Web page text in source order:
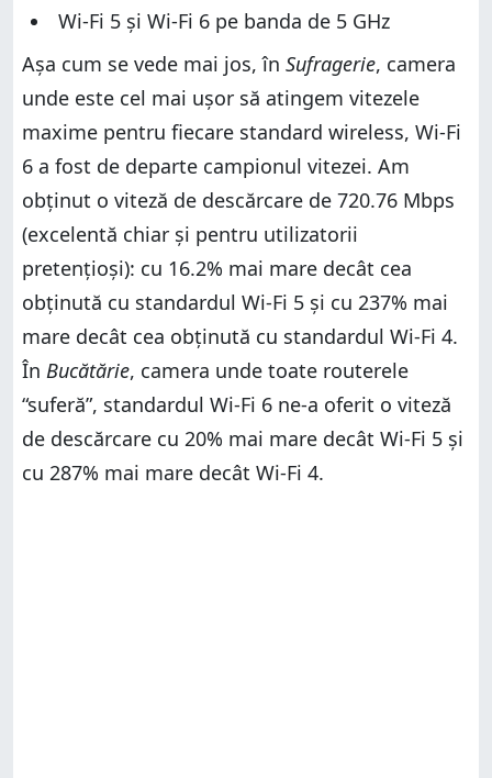
Wi-Fi 5 și Wi-Fi 6 pe banda de 5 GHz
Așa cum se vede mai jos, în Sufragerie, camera
unde este cel mai ușor să atingem vitezele
maxime pentru fiecare standard wireless, Wi-Fi
6 a fost de departe campionul vitezei. Am
obținut o viteză de descărcare de 720.76 Mbps
(excelentă chiar și pentru utilizatorii
pretențioși): cu 16.2% mai mare decât cea
obținută cu standardul Wi-Fi 5 și cu 237% mai
mare decât cea obținută cu standardul Wi-Fi 4.
În Bucătărie, camera unde toate routerele
“suferă”, standardul Wi-Fi 6 ne-a oferit o viteză
de descărcare cu 20% mai mare decât Wi-Fi 5 și
cu 287% mai mare decât Wi-Fi 4.